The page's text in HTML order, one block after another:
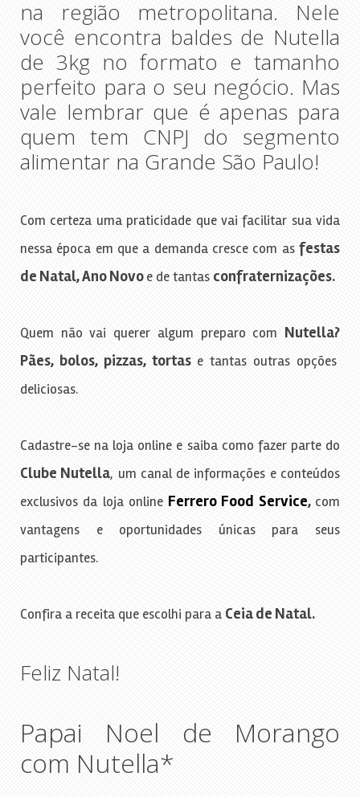
na região metropolitana. Nele
você encontra baldes de Nutella
de 3kg no formato e tamanho
perfeito para o seu negócio. Mas
vale lembrar que é apenas para
quem tem CNPJ do segmento
alimentar na Grande São Paulo!
Com certeza uma praticidade que vai facilitar sua vida
nessa época em que a demanda cresce com asfestas
de Natal, Ano Novoe de tantas confraternizações.
Quem não vai querer algum preparo com Nutella?
Pães, bolos, pizzas, tortas e tantas outras opções
deliciosas.
Cadastre-se na loja online e saiba como fazer parte do
Clube Nutella, um canal de informações e conteúdos
exclusivos da loja online Ferrero Food Service, com
vantagens e oportunidades únicas para seus
participantes.
Confira a receita que escolhi para a Ceia de Natal.
Feliz Natal!
Papai Noel de Morango
com Nutella*